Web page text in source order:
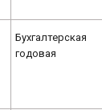
Бухгалтерская
годовая